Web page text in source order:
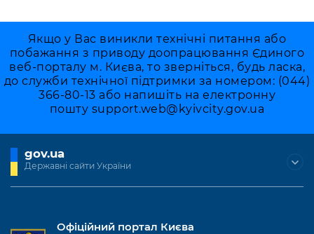
Безбар'єрність
Київська міська військова адміністрація
Міський застосунок Київ Цифровий
Важливе під час воєнного стану
Якщо у Вас виникли технічні питання або
побажання з приводу доопрацювання Єдиного
веб-порталу м. Києва, то зверніться, будь ласка,
до служби технічної підтримки за номером: (044)
366-80-13 або напишіть на електронну
пошту support.web@kyivcity.gov.ua
gov.ua
Державні сайти України
Офіційний портал Києва